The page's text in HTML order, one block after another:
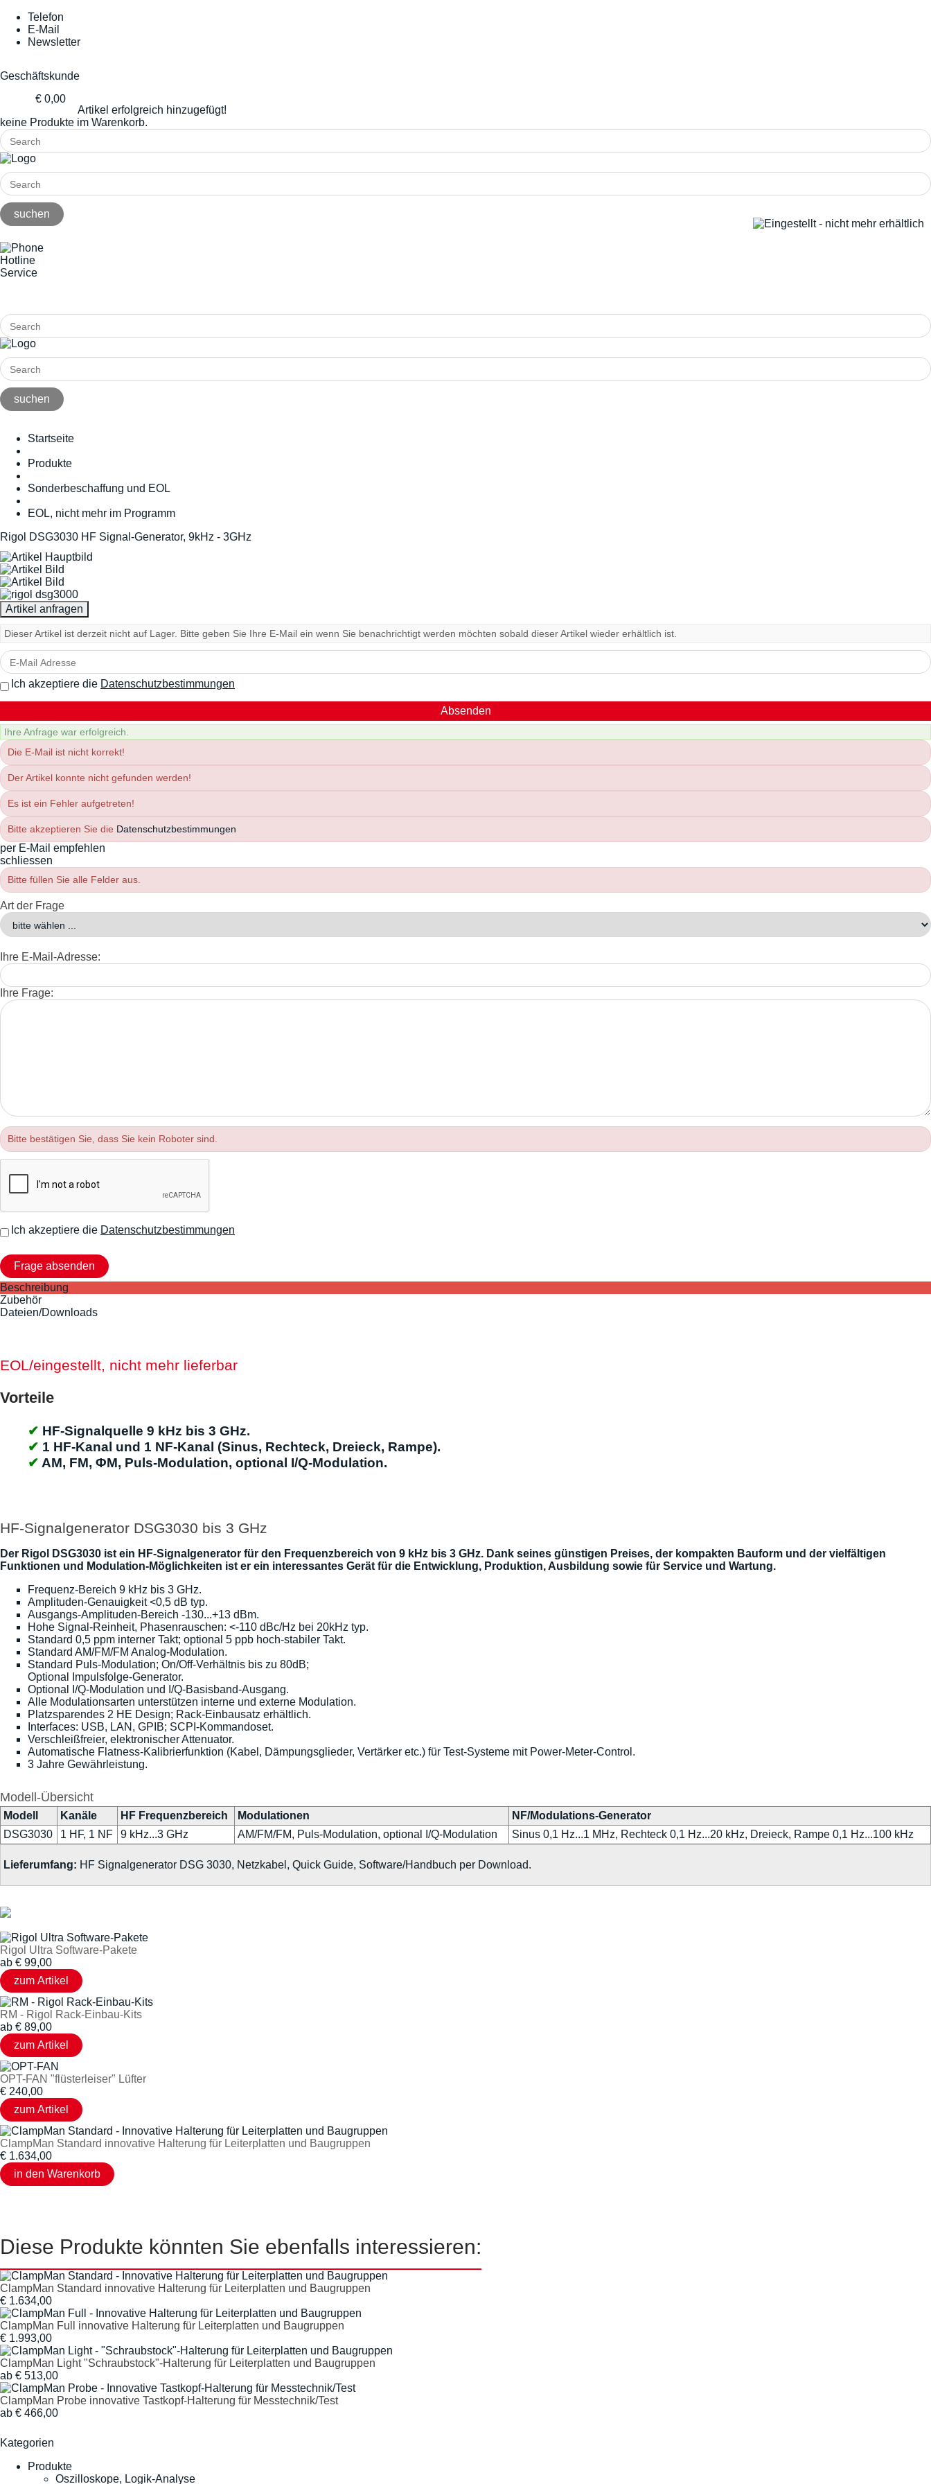
Telefon
E-Mail
Newsletter
Geschäftskunde
€ 0,00
Artikel erfolgreich hinzugefügt!
keine Produkte im Warenkorb.
Hotline
Service
Startseite
Produkte
Sonderbeschaffung und EOL
EOL, nicht mehr im Programm
Rigol DSG3030 HF Signal-Generator, 9kHz - 3GHz
Dieser Artikel ist derzeit nicht auf Lager. Bitte geben Sie Ihre E-Mail ein wenn Sie benachrichtigt werden möchten sobald dieser Artikel wieder erhältlich ist.
Ich akzeptiere die Datenschutzbestimmungen
Ihre Anfrage war erfolgreich.
Die E-Mail ist nicht korrekt!
Der Artikel konnte nicht gefunden werden!
Es ist ein Fehler aufgetreten!
Bitte akzeptieren Sie die Datenschutzbestimmungen
per E-Mail empfehlen
schliessen
Bitte füllen Sie alle Felder aus.
Art der Frage
Ihre E-Mail-Adresse:
Ihre Frage:
Bitte bestätigen Sie, dass Sie kein Roboter sind.
Ich akzeptiere die Datenschutzbestimmungen
Beschreibung
Zubehör
Dateien/Downloads
EOL/eingestellt, nicht mehr lieferbar
Vorteile
HF-Signalquelle 9 kHz bis 3 GHz.
1 HF-Kanal und 1 NF-Kanal (Sinus, Rechteck, Dreieck, Rampe).
AM, FM, ΦM, Puls-Modulation, optional I/Q-Modulation.
HF-Signalgenerator DSG3030 bis 3 GHz
Der Rigol DSG3030 ist ein HF-Signalgenerator für den Frequenzbereich von 9 kHz bis 3 GHz. Dank seines günstigen Preises, der kompakten Bauform und der vielfältigen
Funktionen und Modulation-Möglichkeiten ist er ein interessantes Gerät für die Entwicklung, Produktion, Ausbildung sowie für Service und Wartung.
Frequenz-Bereich 9 kHz bis 3 GHz.
Amplituden-Genauigkeit <0,5 dB typ.
Ausgangs-Amplituden-Bereich -130...+13 dBm.
Hohe Signal-Reinheit, Phasenrauschen: <-110 dBc/Hz bei 20kHz typ.
Standard 0,5 ppm interner Takt; optional 5 ppb hoch-stabiler Takt.
Standard AM/FM/FM Analog-Modulation.
Standard Puls-Modulation; On/Off-Verhältnis bis zu 80dB;
Optional Impulsfolge-Generator.
Optional I/Q-Modulation und I/Q-Basisband-Ausgang.
Alle Modulationsarten unterstützen interne und externe Modulation.
Platzsparendes 2 HE Design; Rack-Einbausatz erhältlich.
Interfaces: USB, LAN, GPIB; SCPI-Kommandoset.
Verschleißfreier, elektronischer Attenuator.
Automatische Flatness-Kalibrierfunktion (Kabel, Dämpungsglieder, Vertärker etc.) für Test-Systeme mit Power-Meter-Control.
3 Jahre Gewährleistung.
Modell-Übersicht
Modell Kanäle HF Frequenzbereich Modulationen
NF/Modulations-Generator
DSG3030
1 HF, 1 NF 9 kHz...3 GHz AM/FM/FM, Puls-Modulation, optional I/Q-Modulation Sinus 0,1 Hz...1 MHz, Rechteck 0,1 Hz...20 kHz, Dreieck, Rampe 0,1 Hz...100 kHz
Lieferumfang: HF Signalgenerator DSG 3030, Netzkabel, Quick Guide, Software/Handbuch per Download.
Rigol Ultra Software-Pakete
ab € 99,00
RM - Rigol Rack-Einbau-Kits
ab € 89,00
OPT-FAN "flüsterleiser" Lüfter
€ 240,00
ClampMan Standard innovative Halterung für Leiterplatten und Baugruppen
€ 1.634,00
Diese Produkte könnten Sie ebenfalls interessieren:
ClampMan Standard innovative Halterung für Leiterplatten und Baugruppen
€ 1.634,00
ClampMan Full innovative Halterung für Leiterplatten und Baugruppen
€ 1.993,00
ClampMan Light "Schraubstock"-Halterung für Leiterplatten und Baugruppen
ab € 513,00
ClampMan Probe innovative Tastkopf-Halterung für Messtechnik/Test
ab € 466,00
Kategorien
Produkte
Oszilloskope, Logik-Analyse